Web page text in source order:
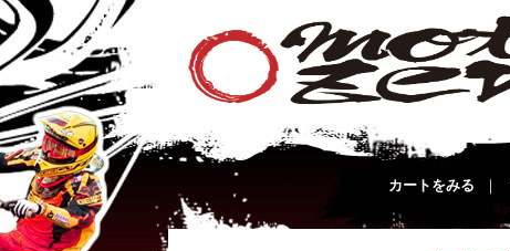
カートをみる